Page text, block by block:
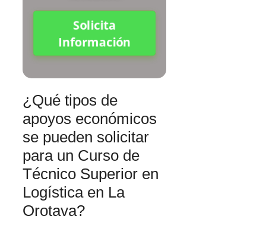
Solicita
Información
¿Qué tipos de
apoyos económicos
se pueden solicitar
para un Curso de
Técnico Superior en
Logística en La
Orotava?